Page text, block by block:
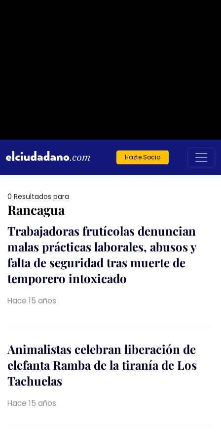
Hazte Socio
0 Resultados para
Rancagua
Trabajadoras frutícolas denuncian
malas prácticas laborales, abusos y
falta de seguridad tras muerte de
temporero intoxicado
Hace 15 años
Animalistas celebran liberación de
elefanta Ramba de la tiranía de Los
Tachuelas
Hace 15 años